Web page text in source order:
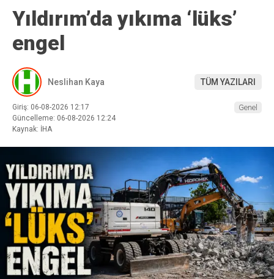
Yıldırım’da yıkıma ‘lüks’
engel
Neslihan Kaya TÜM YAZILARI
Giriş: 06-08-2026 12:17
Güncelleme: 06-08-2026 12:24
Kaynak: İHA
Genel